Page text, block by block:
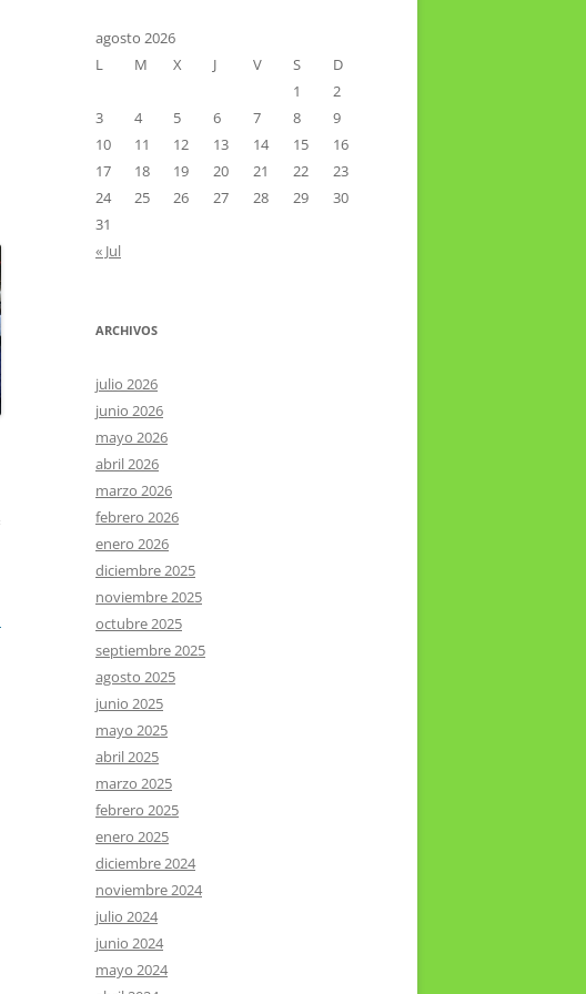
JAVIER HERNÁNDEZ VELÁZQUEZ
agosto 2026
L
M X J V S
D
1
2
3
4 5 6 7 8
9
10
11 12 13 14 15
16
17
18 19 20 21 22
23
24
25 26 27 28 29
30
31
« Jul
ARCHIVOS
julio 2026
junio 2026
mayo 2026
abril 2026
marzo 2026
febrero 2026
enero 2026
diciembre 2025
noviembre 2025
octubre 2025
septiembre 2025
agosto 2025
junio 2025
mayo 2025
abril 2025
marzo 2025
febrero 2025
enero 2025
diciembre 2024
noviembre 2024
julio 2024
junio 2024
mayo 2024